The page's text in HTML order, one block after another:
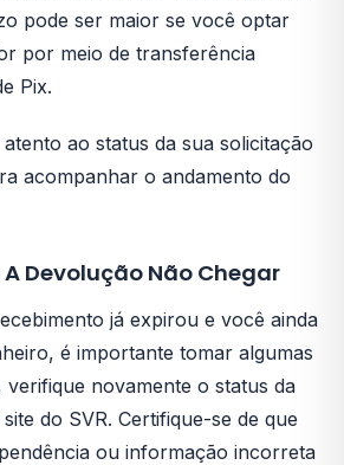
pode ser maior se você optar
por meio de transferência
Pix.
ao status da sua solicitação
acompanhar o andamento do
A Devolução Não Chegar
já expirou e você ainda
é importante tomar algumas
verifique novamente o status da
do SVR. Certifique-se de que
ou informação incorreta